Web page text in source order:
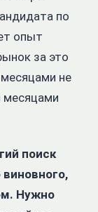
по
опыт
за это
не
месяцами
поиск
Нужно